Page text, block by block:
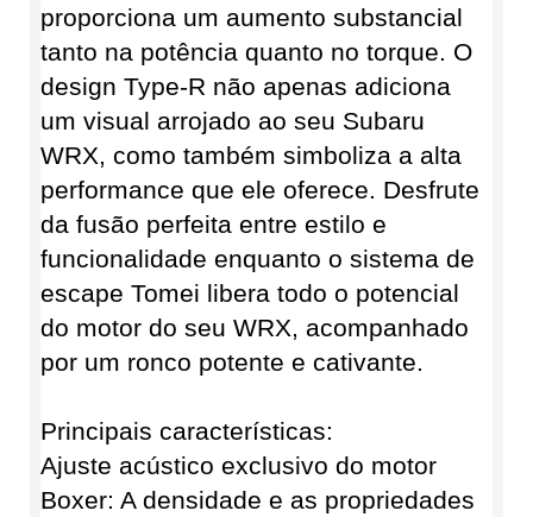
proporciona um aumento substancial
tanto na potência quanto no torque. O
design Type-R não apenas adiciona
um visual arrojado ao seu Subaru
WRX, como também simboliza a alta
performance que ele oferece. Desfrute
da fusão perfeita entre estilo e
funcionalidade enquanto o sistema de
escape Tomei libera todo o potencial
do motor do seu WRX, acompanhado
por um ronco potente e cativante.
Principais características:
Ajuste acústico exclusivo do motor
Boxer: A densidade e as propriedades